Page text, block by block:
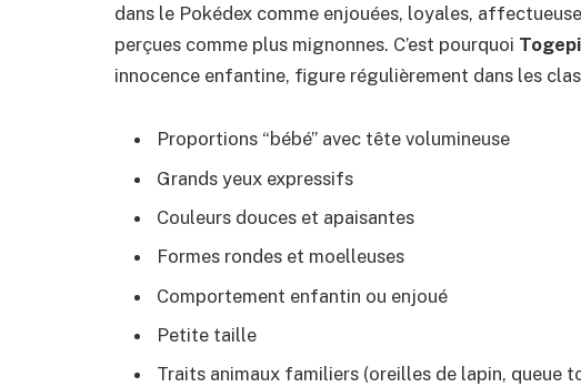
dans le Pokédex comme enjouées, loyales,
perçues comme plus mignonnes. C’est pourquoi Togepi
innocence enfantine, figure régulièrement dans les
Proportions “bébé” avec tête volumineuse
Grands yeux expressifs
Couleurs douces et apaisantes
Formes rondes et moelleuses
Comportement enfantin ou enjoué
Petite taille
Traits animaux familiers (oreilles de lapin, queue